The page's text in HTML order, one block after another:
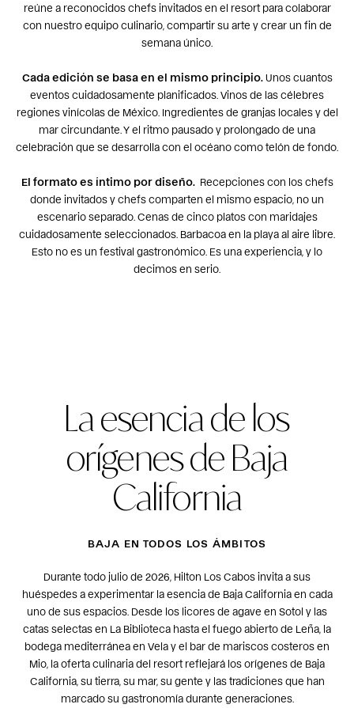
reúne a reconocidos chefs invitados en el resort para colaborar
con nuestro equipo culinario, compartir su arte y crear un fin de
semana único.
Cada edición se basa en el mismo principio. Unos cuantos
eventos cuidadosamente planificados. Vinos de las célebres
regiones vinícolas de México. Ingredientes de granjas locales y del
mar circundante. Y el ritmo pausado y prolongado de una
celebración que se desarrolla con el océano como telón de fondo.
El formato es íntimo por diseño.
Recepciones con los chefs
donde invitados y chefs comparten el mismo espacio, no un
escenario separado. Cenas de cinco platos con maridajes
cuidadosamente seleccionados. Barbacoa en la playa al aire libre.
Esto no es un festival gastronómico. Es una experiencia, y lo
decimos en serio.
La esencia de los
orígenes de Baja
California
BAJA EN TODOS LOS ÁMBITOS
Durante todo julio de 2026, Hilton Los Cabos invita a sus
huéspedes a experimentar la esencia de Baja California en cada
uno de sus espacios. Desde los licores de agave en Sotol y las
catas selectas en La Biblioteca hasta el fuego abierto de Leña, la
bodega mediterránea en Vela y el bar de mariscos costeros en
Mio, la oferta culinaria del resort reflejará los orígenes de Baja
California, su tierra, su mar, su gente y las tradiciones que han
marcado su gastronomía durante generaciones.